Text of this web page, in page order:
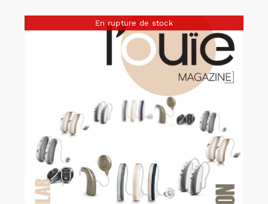
En rupture de stock